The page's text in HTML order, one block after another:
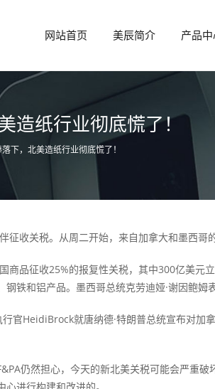
网站首页 美辰简介 产品
造纸行业彻底慌了！
下，北美造纸行业彻底慌了！
收关税。从周二开始，来自加拿大和墨西哥
品征收25%的报复性关税，其中300亿美元
铁和铝产品。墨西哥总统克劳迪娅·谢因鲍姆
HeidiBrock就唐纳德·特朗普总统宣布对加
仍然担心，今天的新北美关税可能会严重破